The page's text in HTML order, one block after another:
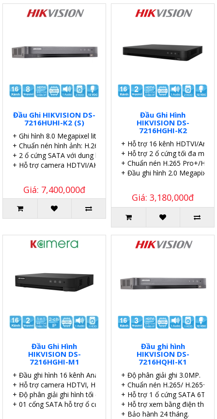
Đầu Ghi HIKVISION DS-
7216HUHI-K2 (S)
+ Ghi hình 8.0 Megapixel lite 8 kênh.
+ Chuẩn nén hình ảnh: H.265 Pro+/H.265 Pro.
+ 2 ổ cứng SATA với dung lượng 10TB.
+ Hỗ trợ camera HDTVI/AHD/CVI/CVBS/IP.
Giá: 7,400,000đ
Đầu Ghi Hình
HIKVISION DS-
7216HGHI-K2
+ Hỗ trợ 16 kênh HDTVI/
+ Hỗ trợ 2 ổ cứng tối đa mỗi ổ
+ Chuẩn nén H.265 Pro+/
+ Đầu ghi hình 2.0 Megapixel.
Giá: 3,180,000đ
Đầu Ghi Hình
HIKVISION DS-
7216HGHI-M1
+ Đầu ghi hình 16 kênh Analog 2.0MP.
+ Hỗ trợ camera HDTVI, HDCVI, AHD, Analog.
+ Độ phân giải ghi hình tối đa 1080p.
+ 01 cổng SATA hỗ trợ ổ cứng tối đa 4TB.
Đầu ghi hình
HIKVISION DS-
7216HQHI-K1
+ Độ phân giải ghi 3.0MP.
+ Chuẩn nén H.265/ H.265+.
+ Hỗ trợ 1 ổ cứng SATA 6TB.
+ Hỗ trợ xem bằng điện thoại.
+ Bảo hành 24 tháng.